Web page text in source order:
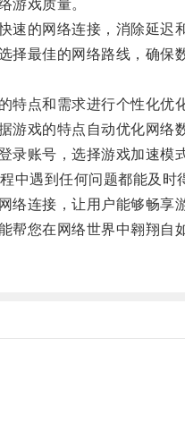
戏质量。
的网络连接，消除延迟
最佳的网络路线，确保
点和需求进行个性化优化
的特点自动优化网络
账号，选择游戏加速模
遇到任何问题都能及时
连接，让用户能够畅享
您在网络世界中翱翔自如